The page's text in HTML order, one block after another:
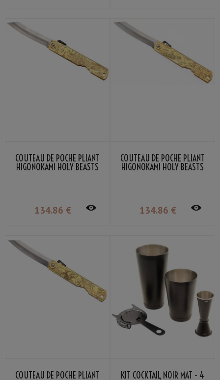
COUTEAU DE POCHE PLIANT
HIGONOKAMI HOLY BEASTS
134.86 €
COUTEAU DE POCHE PLIANT
HIGONOKAMI HOLY BEASTS
134.86 €
COUTEAU DE POCHE PLIANT KIT COCKTAIL NOIR MAT - 4